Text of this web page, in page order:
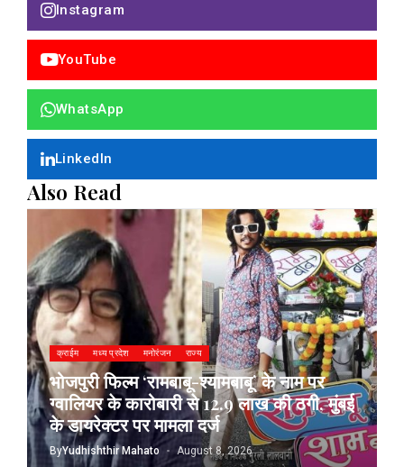
Instagram
YouTube
WhatsApp
LinkedIn
Also Read
क्राईम मध्य प्रदेश मनोरंजन राज्य
भोजपुरी फिल्म ‘रामबाबू-श्यामबाबू’ के नाम पर
ग्वालियर के कारोबारी से 12.9 लाख की ठगी, मुंबई
के डायरेक्टर पर मामला दर्ज
ByYudhishthir Mahato August 8, 2026